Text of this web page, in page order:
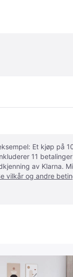
Et kjøp på
11
av Klarna.
vilkår og andre